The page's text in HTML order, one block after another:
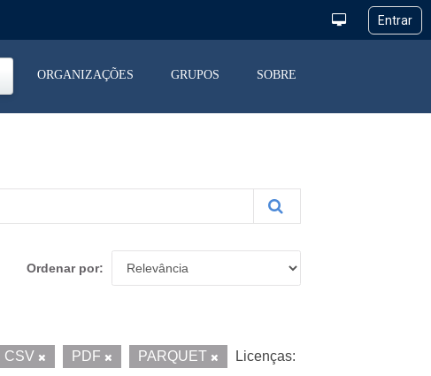
ORGANIZAÇÕES GRUPOS SOBRE
Ordenar por
CSV PDF PARQUET
Licenças: